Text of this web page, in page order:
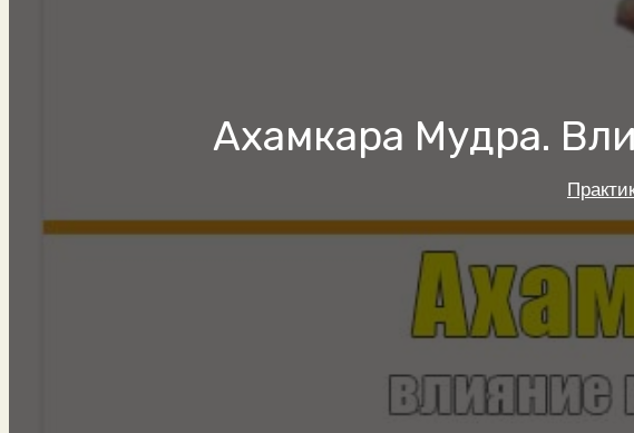
Ахамкара Мудра.